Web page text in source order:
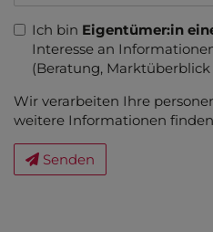
Ich bin Eigentümer:in
Interesse an
(Beratung,
Wir verarbeiten Ihre
weitere Informationen
Senden